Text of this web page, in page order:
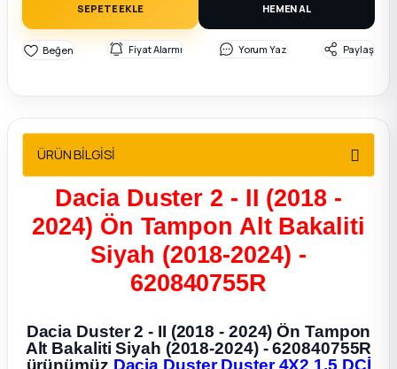
Parça
Parça
SEPETE EKLE HEMEN AL
Fiyat Alarmı Yorum Yaz Paylaş
ÜRÜN BİLGİSİ
Dacia Duster 2 - II (2018 -
2024) Ön Tampon Alt Bakaliti
Siyah (2018-2024) -
620840755R
Dacia Duster 2 - II (2018 - 2024) Ön Tampon
Alt Bakaliti Siyah (2018-2024) - 620840755R
ürünümüz Dacia Duster Duster 4X2 1.5 DCİ